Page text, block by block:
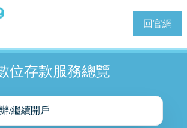
回官網
位存款服務總覽
/繼續開戶